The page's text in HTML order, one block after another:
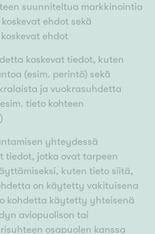
suunniteltua markkinointia
ehdot sekä
ehdot
koskevat tiedot, kuten
(esim. perintö) sekä
ja vuokrasuhdetta
tieto kohteen
yhteydessä
tiedot, jotka ovat tarpeen
kuten tieto siitä,
on käytetty vakituisena
kohdetta käytetty yhteisenä
aviopuolison tai
osapuolen kanssa